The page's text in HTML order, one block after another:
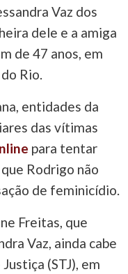
Vaz dos
dele e a amiga
de 47 anos, em
Rio.
entidades da
das vítimas
para tentar
Rodrigo não
de feminicídio.
Freitas, que
Vaz, ainda cabe
(STJ), em